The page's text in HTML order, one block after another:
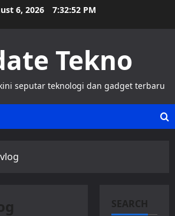
6, 2026 7:32:52 PM
Tekno
seputar teknologi dan gadget terbaru
SEARCH